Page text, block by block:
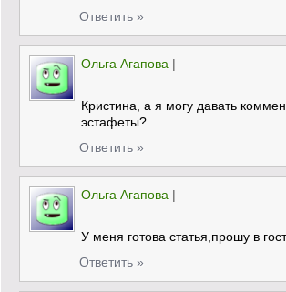
Ответить »
Ольга Агапова |
Кристина, а я могу давать
эстафеты?
Ответить »
Ольга Агапова |
У меня готова статья,прошу в
Ответить »